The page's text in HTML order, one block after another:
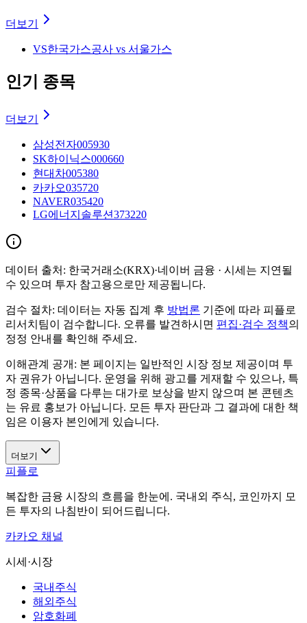
더보기
VS한국가스공사 vs 서울가스
인기 종목
더보기
삼성전자005930
SK하이닉스000660
현대차005380
카카오035720
NAVER035420
LG에너지솔루션373220
데이터 출처: 한국거래소(KRX)·네이버 금융 · 시세는 지연될
수 있으며 투자 참고용으로만 제공됩니다.
검수 절차: 데이터는 자동 집계 후 방법론 기준에 따라 피플로
리서치팀이 검수합니다. 오류를 발견하시면 편집·검수 정책의
정정 안내를 확인해 주세요.
이해관계 공개: 본 페이지는 일반적인 시장 정보 제공이며 투
자 권유가 아닙니다. 운영을 위해 광고를 게재할 수 있으나, 특
정 종목·상품을 다루는 대가로 보상을 받지 않으며 본 콘텐츠
는 유료 홍보가 아닙니다. 모든 투자 판단과 그 결과에 대한 책
임은 이용자 본인에게 있습니다.
더보기
피플로
복잡한 금융 시장의 흐름을 한눈에. 국내외 주식, 코인까지 모
든 투자의 나침반이 되어드립니다.
카카오 채널
시세·시장
국내주식
해외주식
암호화폐